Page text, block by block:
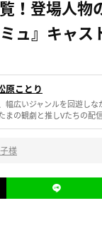
！登場人物
ュ』キャス
原ことり
幅広いジャンルを回遊しな
まの観劇と推しVたちの配信
様